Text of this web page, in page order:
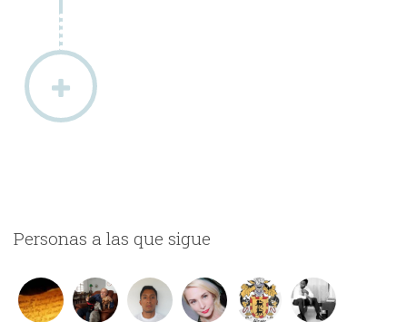
Personas a las que sigue